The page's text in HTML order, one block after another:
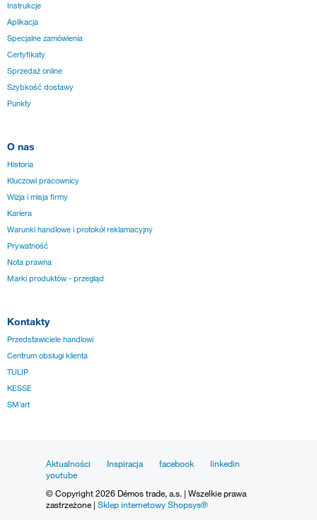
Instrukcje
Aplikacja
Specjalne zamówienia
Certyfikaty
Sprzedaż online
Szybkość dostawy
Punkty
O nas
Historia
Kluczowi pracownicy
Wizja i misja firmy
Kariera
Warunki handlowe i protokół reklamacyjny
Prywatność
Nota prawna
Marki produktów - przegląd
Kontakty
Przedstawiciele handlowi
Centrum obsługi klienta
TULIP
KESSE
SM´art
Aktualności Inspiracja facebook
linkedin
youtube
© Copyright 2026 Démos trade, a.s. | Wszelkie prawa
zastrzeżone | Sklep internetowy Shopsys®